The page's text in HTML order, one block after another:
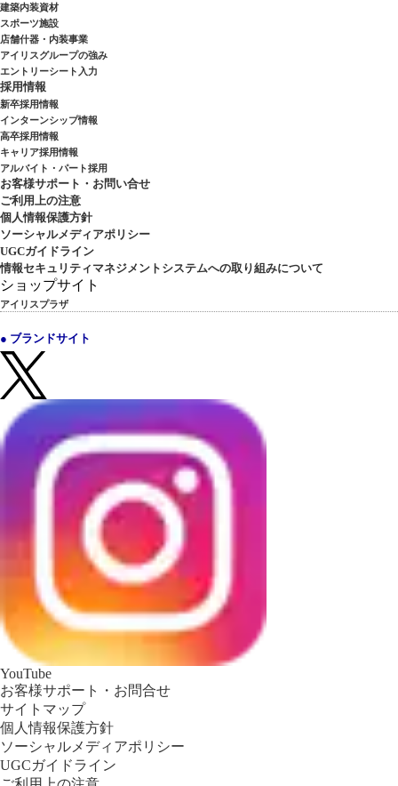
建築内装資材
スポーツ施設
店舗什器・内装事業
アイリスグループの強み
エントリーシート入力
採用情報
新卒採用情報
インターンシップ情報
高卒採用情報
キャリア採用情報
アルバイト・パート採用
お客様サポート・お問い合せ
ご利用上の注意
個人情報保護方針
ソーシャルメディアポリシー
UGCガイドライン
情報セキュリティマネジメントシステムへの取り組みについて
ショップサイト
アイリスプラザ
● ブランドサイト
YouTube
お客様サポート・お問合せ
サイトマップ
個人情報保護方針
ソーシャルメディアポリシー
UGCガイドライン